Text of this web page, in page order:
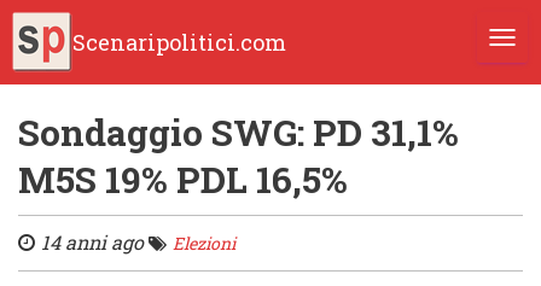
Scenaripolitici.com
Sondaggio SWG: PD 31,1%
M5S 19% PDL 16,5%
14 anni ago Elezioni